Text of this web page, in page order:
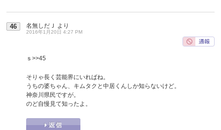
46 名無しだＪ より
2016年1月20日 4:27 PM
ｓ >>45
そりゃ長く芸能界にいればね。
うちの婆ちゃん、キムタクと中居くんしか知らないけど。
神奈川県民ですが。
のど自慢見て知ったよ。